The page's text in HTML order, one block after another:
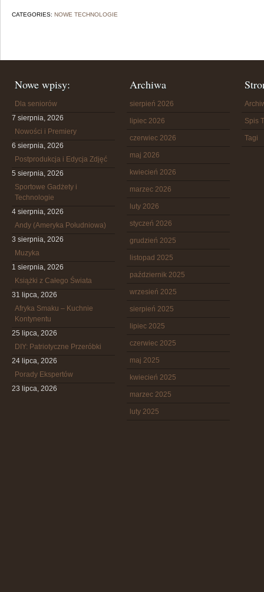
CATEGORIES: NOWE TECHNOLOGIE
Nowe wpisy:
Dla seniorów
7 sierpnia, 2026
Nowości i Premiery
6 sierpnia, 2026
Postprodukcja i Edycja Zdjęć
5 sierpnia, 2026
Sportowe Gadżety i
Technologie
4 sierpnia, 2026
Andy (Ameryka Południowa)
3 sierpnia, 2026
Muzyka
1 sierpnia, 2026
Książki z Całego Świata
31 lipca, 2026
Afryka Smaku – Kuchnie
Kontynentu
25 lipca, 2026
DIY: Patriotyczne Przeróbki
24 lipca, 2026
Porady Ekspertów
23 lipca, 2026
Archiwa
sierpień 2026
lipiec 2026
czerwiec 2026
maj 2026
kwiecień 2026
marzec 2026
luty 2026
styczeń 2026
grudzień 2025
listopad 2025
październik 2025
wrzesień 2025
sierpień 2025
lipiec 2025
czerwiec 2025
maj 2025
kwiecień 2025
marzec 2025
luty 2025
Spis
Tagi